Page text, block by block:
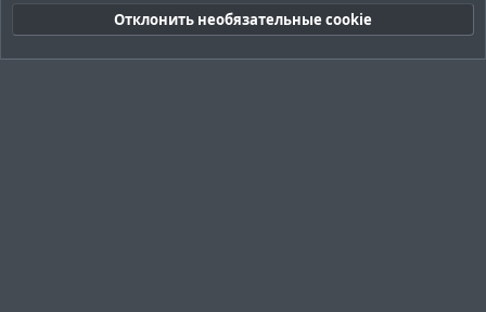
Обратная связь
Условия и правила
Политика конфиденциальности
Помощь
R
Отклонить необязательные cookie